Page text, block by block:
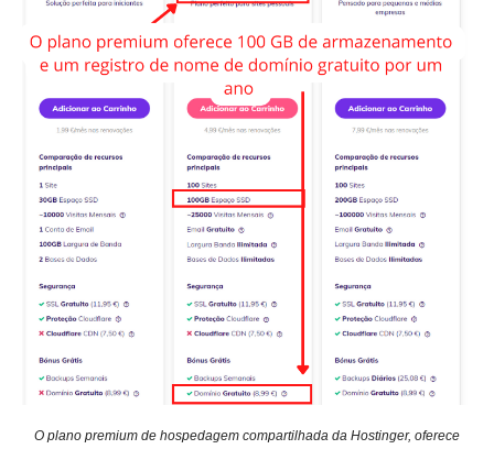
O plano premium de hospedagem compartilhada da Hostinger, oferece